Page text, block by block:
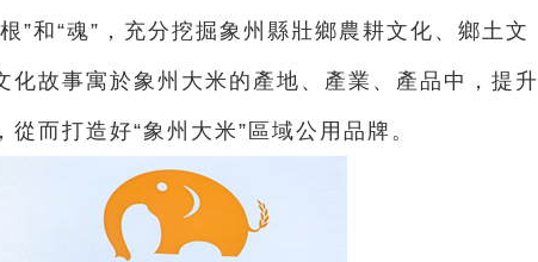
”和“魂”，充分挖掘象州縣壯鄉農耕文化、鄉土文
化故事寓於象州大米的產地、產業、產品中，提升
而打造好“象州大米”區域公用品牌。